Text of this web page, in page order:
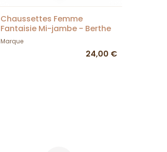
Chaussettes Femme
Fantaisie Mi-jambe - Berthe
Marque
24,00 €